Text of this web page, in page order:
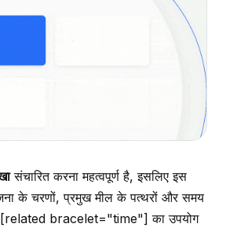
संचारित करना महत्वपूर्ण है, इसलिए इस
के चरणों, प्रमुख मील के पत्थरों और समय
[related bracelet="time"] का उपयोग